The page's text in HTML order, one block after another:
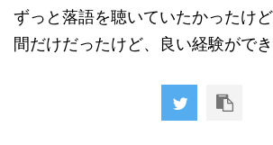
ずっと落語を聴いていたかったけ
間だけだったけど、良い経験ができ